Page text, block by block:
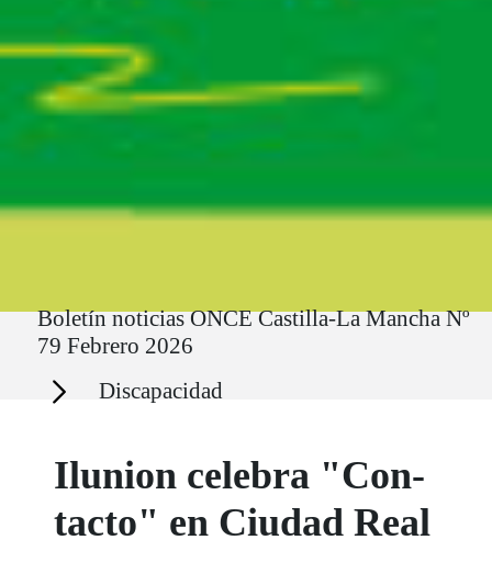
Boletín noticias ONCE Castilla-La Mancha Nº
79 Febrero 2026
Secciones Discapacidad
Ilunion celebra "Con-
tacto" en Ciudad Real